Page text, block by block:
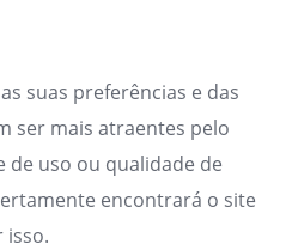
suas preferências e das
ser mais atraentes pelo
de uso ou qualidade de
encontrará o site
isso.